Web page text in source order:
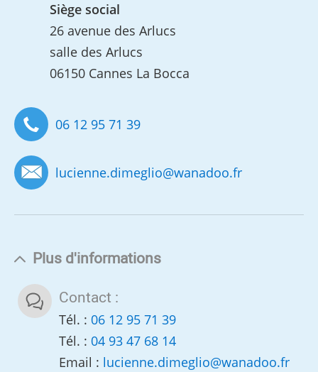
Siège social
26 avenue des Arlucs
salle des Arlucs
06150 Cannes La Bocca
06 12 95 71 39
lucienne.dimeglio@wanadoo.fr
Plus d'informations
Contact :
Tél. : 06 12 95 71 39
Tél. : 04 93 47 68 14
Email : lucienne.dimeglio@wanadoo.fr